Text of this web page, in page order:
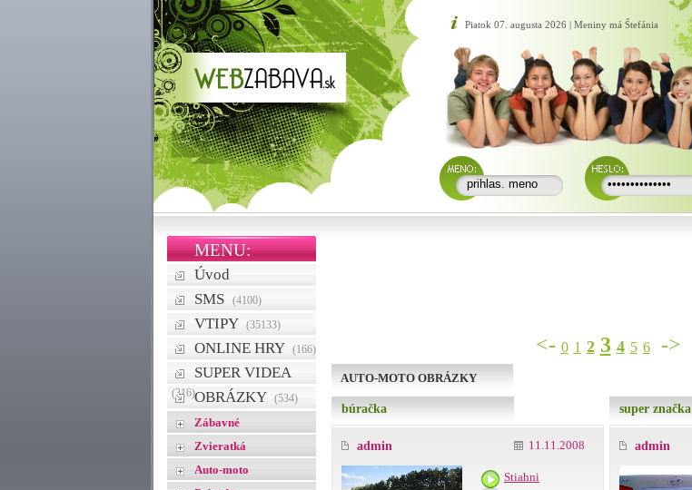
Piatok 07. augusta 2026 | Meniny má Štefánia
MENU:
Úvod
SMS
(4100)
VTIPY (35133)
ONLINE HRY (166)
SUPER VIDEA
(316)OBRÁZKY (534)
Zábavné
Zvieratká
Auto-moto
<- 0 1 2 3 4 5 6 ->
AUTO-MOTO OBRÁZKY
búračka
admin 11.11.2008
Stiahni
super značka
admin